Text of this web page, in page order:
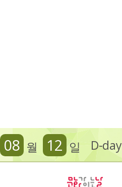
D-day
08 월 12 일